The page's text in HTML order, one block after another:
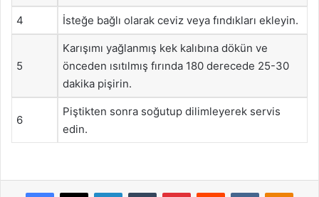
4 İsteğe bağlı olarak ceviz veya fındıkları ekleyin.
5
Karışımı yağlanmış kek kalıbına dökün ve
önceden ısıtılmış fırında 180 derecede 25-30
dakika pişirin.
6
Piştikten sonra soğutup dilimleyerek servis
edin.
Facebook
X LinkedInTumblr PinterestReddit VKontakte